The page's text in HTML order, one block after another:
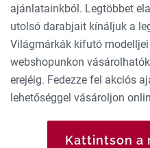
ajánlatainkból. Legtöbbet
utolsó darabjait kínáljuk a
Világmárkák kifutó
webshopunkon
erejéig. Fedezze fel akciós
lehetőséggel vásároljon
Kattintson a